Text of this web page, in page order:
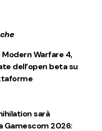
Modern Warfare 4,
dell’open beta su
sarà
Gamescom 2026: